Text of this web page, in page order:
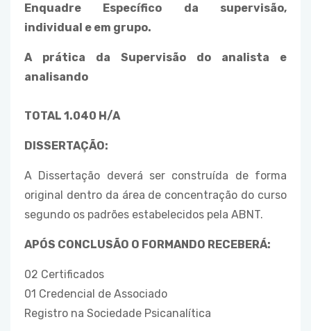
Enquadre Específico da supervisão,
individual e em grupo.
A prática da Supervisão do analista e
analisando
TOTAL 1.040 H/A
DISSERTAÇÃO:
A Dissertação deverá ser construída de forma
original dentro da área de concentração do curso
segundo os padrões estabelecidos pela ABNT.
APÓS CONCLUSÃO O FORMANDO RECEBERÁ:
02 Certificados
01 Credencial de Associado
Registro na Sociedade Psicanalítica